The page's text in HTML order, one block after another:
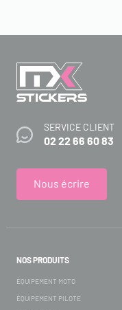
SERVICE CLIENT
02 22 66 60 83
Nous écrire
NOS PRODUITS
ÉQUIPEMENT MOTO
ÉQUIPEMENT PILOTE